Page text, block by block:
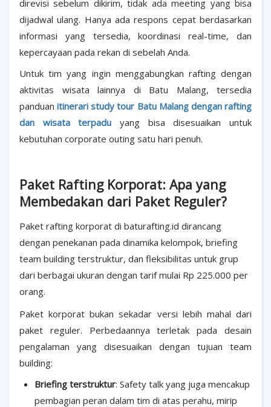
direvisi sebelum dikirim, tidak ada meeting yang bisa
dijadwal ulang. Hanya ada respons cepat berdasarkan
informasi yang tersedia, koordinasi real-time, dan
kepercayaan pada rekan di sebelah Anda.
Untuk tim yang ingin menggabungkan rafting dengan
aktivitas wisata lainnya di Batu Malang, tersedia
panduanitinerari study tour Batu Malang dengan rafting
dan wisata terpadu yang bisa disesuaikan untuk
kebutuhan corporate outing satu hari penuh.
Paket Rafting Korporat: Apa yang
Membedakan dari Paket Reguler?
Paket rafting korporat di baturafting.id dirancang
dengan penekanan pada dinamika kelompok, briefing
team building terstruktur, dan fleksibilitas untuk grup
dari berbagai ukuran dengan tarif mulai Rp 225.000 per
orang.
Paket korporat bukan sekadar versi lebih mahal dari
paket reguler. Perbedaannya terletak pada desain
pengalaman yang disesuaikan dengan tujuan team
building:
Briefing terstruktur: Safety talk yang juga mencakup
pembagian peran dalam tim di atas perahu, mirip